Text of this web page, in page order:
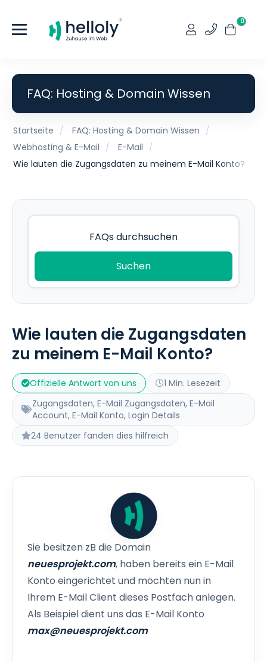
0
FAQ: Hosting & Domain Wissen
Startseite
FAQ: Hosting & Domain Wissen
Webhosting & E-Mail
E-Mail
Wie lauten die Zugangsdaten zu meinem E-Mail Konto?
Suchen
Wie lauten die Zugangsdaten
zu meinem E-Mail Konto?
Offizielle Antwort von uns
1 Min. Lesezeit
Zugangsdaten, E-Mail Zugangsdaten, E-Mail
Account, E-Mail Konto, Login Details
24 Benutzer fanden dies hilfreich
Sie besitzen zB die Domain
neuesprojekt.com, haben bereits ein E-Mail
Konto eingerichtet und möchten nun in
Ihrem E-Mail Client dieses Postfach anlegen.
Als Beispiel dient uns das E-Mail Konto
max@neuesprojekt.com